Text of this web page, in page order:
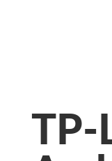
TP-